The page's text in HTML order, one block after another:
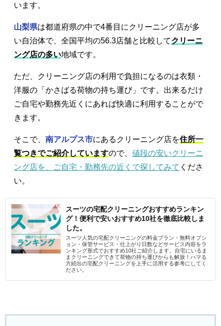
います。
山梨県は都道府県の中で4番目にクリーニング店が多
い自治体で、全国平均の56.3店舗と比較してクリーニ
ング店の多い地域です。
ただ、クリーニング店の利用で負担になるのは衣類・
洋服の「かさばる荷物の持ち運び」です。出来るだけ
ご自宅や勤務先近くにあれば快適に利用することがで
きます。
そこで、 南アルプス市にあるクリーニング店を住所一
覧つきでご紹介していますので、 値段の安いクリーニ
ング店を、ご自宅・勤務先の近くで探してみて くださ
い。
スーツの宅配クリーニングおすすめランキン
グ！便利で安いおすすめ10社を徹底比較しま
した。
スーツ人気の宅配クリーニングの料金プラン・無料オプシ
ョン・保管サービス・仕上がり日数などサービス内容をラ
ンキング形式でおすすめ10社ご紹介します。自宅にいるま
まクリーニングできて荷物の持ち運びからも解放！ハマる
方続出の宅配クリーニングを上手に活用する参考にしてく
ださい。